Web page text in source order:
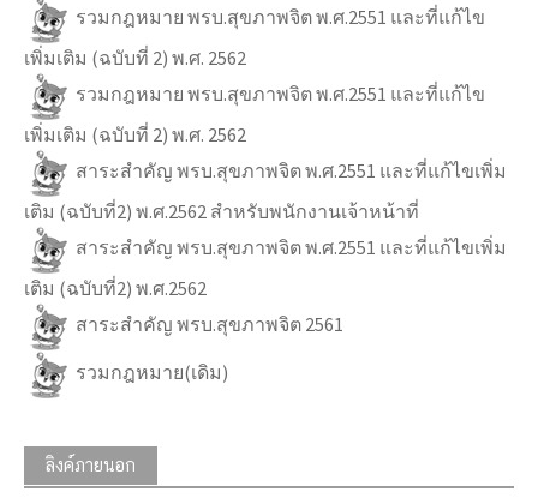
รวมกฎหมาย พรบ.สุขภาพจิต พ.ศ.2551 และที่แก้ไข
เพิ่มเติม (ฉบับที่ 2) พ.ศ. 2562
รวมกฎหมาย พรบ.สุขภาพจิต พ.ศ.2551 และที่แก้ไข
เพิ่มเติม (ฉบับที่ 2) พ.ศ. 2562
สาระสำคัญ พรบ.สุขภาพจิต พ.ศ.2551 และที่แก้ไขเพิ่ม
เติม (ฉบับที่2) พ.ศ.2562 สำหรับพนักงานเจ้าหน้าที่
สาระสำคัญ พรบ.สุขภาพจิต พ.ศ.2551 และที่แก้ไขเพิ่ม
เติม (ฉบับที่2) พ.ศ.2562
สาระสำคัญ พรบ.สุขภาพจิต 2561
รวมกฎหมาย(เดิม)
ลิงค์ภายนอก